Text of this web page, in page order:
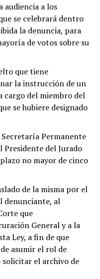
audiencia a los
se celebrará dentro
la denuncia, para
de votos sobre su
que tiene
la instrucción de un
cargo del miembro del
se hubiere designado
Permanente
Presidente del Jurado
no mayor de cinco
de la misma por el
denunciante, al
que
General y a la
Ley, a fin de que
asumir el rol de
solicitar el archivo de